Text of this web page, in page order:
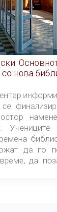
нова
да го
да